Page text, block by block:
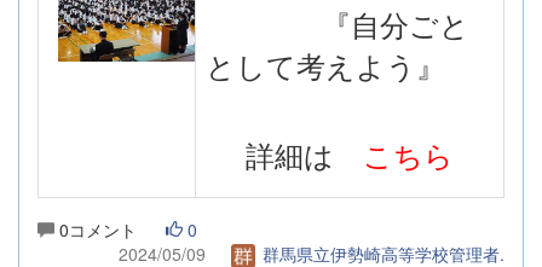
『自分ごと
として考えよう』
詳細は こちら
0コメント
0
2024/05/09
群馬県立伊勢崎高等学校管理者.